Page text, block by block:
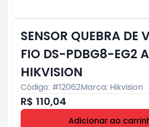
SENSOR QUEBRA DE
FIO DS-PDBG8-EG2
HIKVISION
Código: #12062Marca: Hikvision
R$ 110,04
Adicionar ao